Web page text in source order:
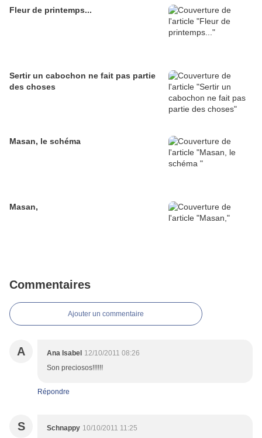
Fleur de printemps...
Sertir un cabochon ne fait pas partie
des choses
Masan, le schéma
Masan,
Commentaires
Ajouter un commentaire
A Ana Isabel 12/10/2011 08:26
Son preciosos!!!!!!
Répondre
S Schnappy 10/10/2011 11:25